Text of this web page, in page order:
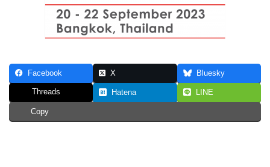
Facebook X Bluesky
Threads Hatena LINE
Copy